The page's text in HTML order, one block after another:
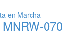
070